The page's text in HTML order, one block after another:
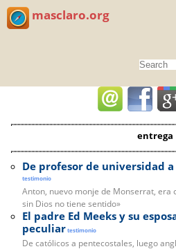
masclaro.org
entrega
De profesor de universidad
testimonio
Anton, nuevo monje de Monserrat, era
sin Dios no tiene sentido»
El padre Ed Meeks y su
peculiartestimonio
De católicos a pentecostales, luego